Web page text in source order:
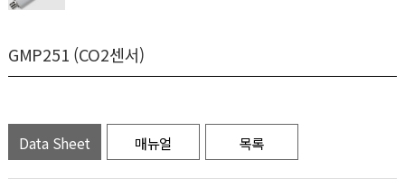
GMP251 (CO2센서)
Data Sheet 매뉴얼 목록